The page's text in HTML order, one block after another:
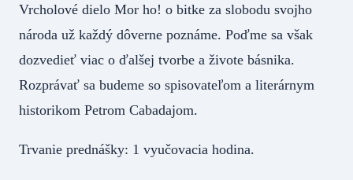
Vrcholové dielo Mor ho! o bitke za slobodu svojho
národa už každý dôverne poznáme. Poďme sa však
dozvedieť viac o ďalšej tvorbe a živote básnika.
Rozprávať sa budeme so spisovateľom a literárnym
historikom Petrom Cabadajom.
Trvanie prednášky: 1 vyučovacia hodina.